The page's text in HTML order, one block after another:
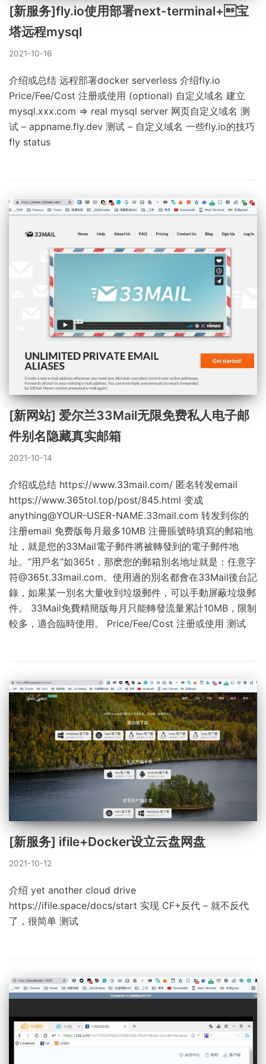
[新服务]fly.io使用部署next-terminal+宝
塔远程mysql
2021-10-16
介绍或总结 远程部署docker serverless 介绍fly.io
Price/Fee/Cost 注册或使用 (optional) 自定义域名 建立
mysql.xxx.com => real mysql server 网页自定义域名 测
试 – appname.fly.dev 测试 – 自定义域名 一些fly.io的技巧
fly status
[新网站] 爱尔兰33Mail无限免费私人电子邮
件别名隐藏真实邮箱
2021-10-14
介绍或总结 https://www.33mail.com/ 匿名转发email
https://www.365tol.top/post/845.html 变成
anything@YOUR-USER-NAME.33mail.com 转发到你的
注册email 免费版每月最多10MB 注冊賬號時填寫的郵箱地
址，就是您的33Mail電子郵件將被轉發到的電子郵件地
址。“用戶名”如365t，那麽您的郵箱別名地址就是：任意字
符@365t.33mail.com。使用過的別名都會在33Mail後台記
錄，如果某一別名大量收到垃圾郵件，可以手動屏蔽垃圾郵
件。 33Mail免費精簡版每月只能轉發流量累計10MB，限制
較多，適合臨時使用。 Price/Fee/Cost 注册或使用 测试
[新服务] ifile+Docker设立云盘网盘
2021-10-12
介绍 yet another cloud drive
https://ifile.space/docs/start 实现 CF+反代 – 就不反代
了，很简单 测试